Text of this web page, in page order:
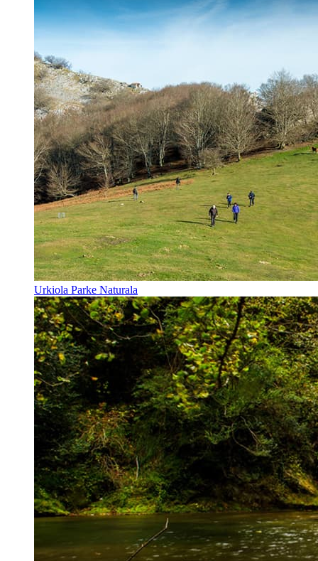
Urkiola Parke Naturala